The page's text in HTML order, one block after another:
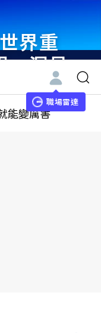
世界重
・洞見
來 與
界領袖
職場雷達
能變厲害